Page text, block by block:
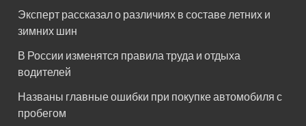
Эксперт рассказал о различиях в составе летних и
зимних шин
В России изменятся правила труда и отдыха
водителей
Названы главные ошибки при покупке автомобиля с
пробегом